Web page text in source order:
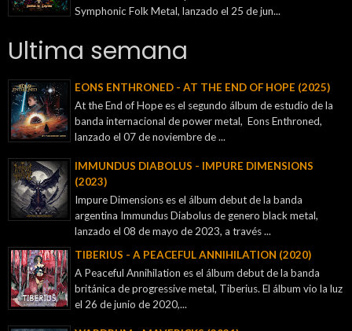
Symphonic Folk Metal, lanzado el 25 de jun...
Ultima semana
EONS ENTHRONED - AT THE END OF HOPE (2025)
At the End of Hope es el segundo álbum de estudio de la
banda internacional de power metal, Eons Enthroned,
lanzado el 07 de noviembre de ...
IMMUNDUS DIABOLUS - IMPURE DIMENSIONS
(2023)
Impure Dimensions es el álbum debut de la banda
argentina Immundus Diabolus de genero black metal,
lanzado el 08 de mayo de 2023, a través ...
TIBERIUS - A PEACEFUL ANNIHILATION (2020)
A Peaceful Annihilation es el álbum debut de la banda
británica de progressive metal, Tiberius. El álbum vio la luz
el 26 de junio de 2020,...